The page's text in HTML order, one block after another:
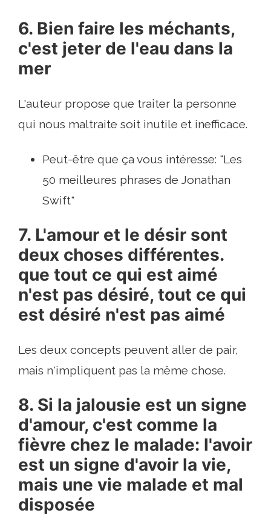
6. Bien faire les méchants,
c'est jeter de l'eau dans la
mer
L'auteur propose que traiter la personne
qui nous maltraite soit inutile et inefficace.
Peut-être que ça vous intéresse: "Les
50 meilleures phrases de Jonathan
Swift"
7. L'amour et le désir sont
deux choses différentes.
que tout ce qui est aimé
n'est pas désiré, tout ce qui
est désiré n'est pas aimé
Les deux concepts peuvent aller de pair,
mais n'impliquent pas la même chose.
8. Si la jalousie est un signe
d'amour, c'est comme la
fièvre chez le malade: l'avoir
est un signe d'avoir la vie,
mais une vie malade et mal
disposée